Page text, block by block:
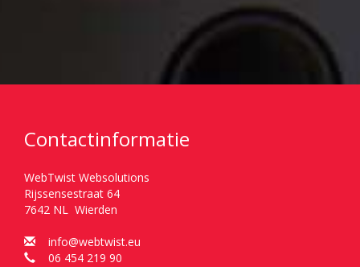
Contactinformatie
WebTwist Websolutions
Rijssensestraat 64
7642 NL Wierden
info@webtwist.eu
06 454 219 90